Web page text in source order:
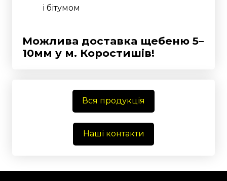
і бітумом
Можлива доставка щебеню 5–
10мм у м. Коростишів!
Вся продукція
Наші контакти